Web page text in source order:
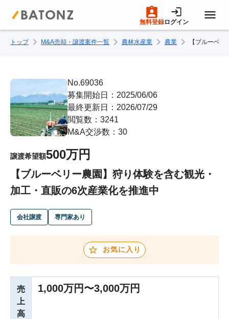
無料登録ログイン
トップページ
M&A案件一覧
売りたい方へ
成約事例
M&A専門家の方へ
トップ M&A売却・譲渡案件一覧 農林水産業 農業 【ブルーベ
No.69036
募集開始日：2025/06/06
最終更新日：2026/07/29
閲覧数：3241
M&A交渉数：30
譲渡希望額500万円
【ブルーベリー農園】狩り体験を含む観光・
加工・直販の6次産業化を推進中
会社譲渡 専門家あり
お気に入り
売
上
高
1,000万円〜3,000万円